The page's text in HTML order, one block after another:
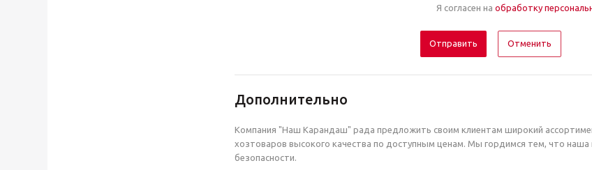
Я согласен на обработку
Отменить
Дополнительно
Компания "Наш Карандаш" рада предложить своим клиентам широкий
хозтоваров высокого качества по доступным ценам. Мы гордимся тем, что
безопасности.